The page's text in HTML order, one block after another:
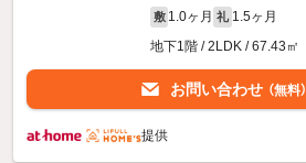
敷 1.0ヶ月 礼 1.5ヶ月
地下1階 / 2LDK / 67.43㎡
お問い合わせ （無料）
提供